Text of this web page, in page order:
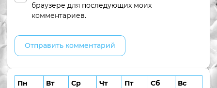
браузере для последующих моих
комментариев.
Пн Вт Ср Чт Пт Сб
Вс